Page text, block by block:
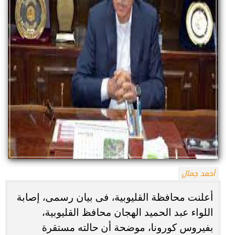
أحمد جمال
أعلنت محافظة القليوبية، فى بيان رسمى، إصابة
اللواء عبد الحميد الهجان محافظ القليوبية،
بفيروس كورونا، موضحة أن حالته مستقرة